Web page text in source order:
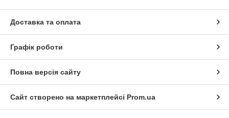
Доставка та оплата
Графік роботи
Повна версія сайту
Сайт створено на маркетплейсі Prom.ua